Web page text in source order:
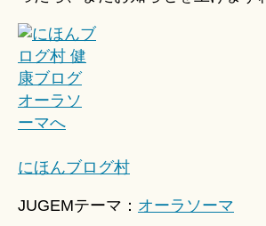
にほんブログ村
JUGEMテーマ： オーラソーマ